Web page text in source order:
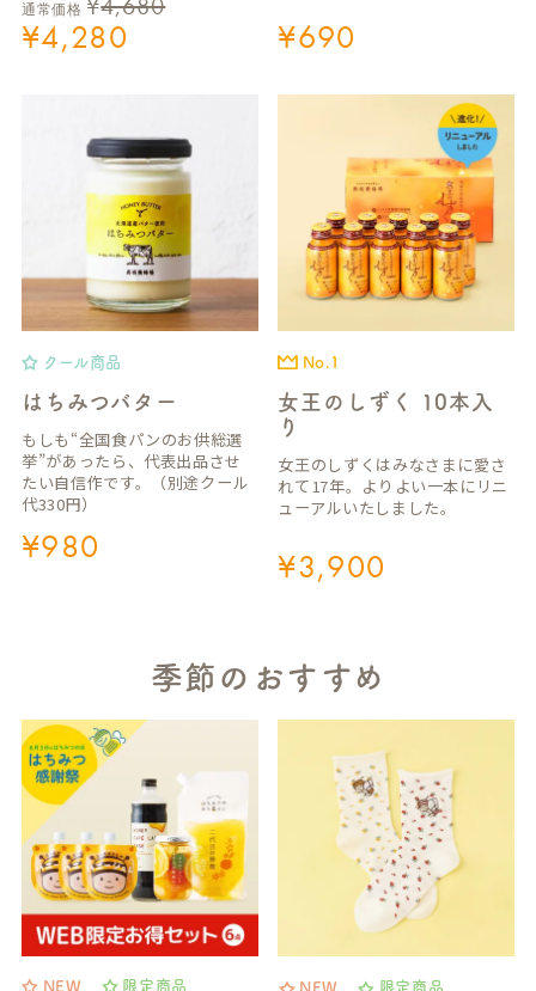
通常価格 ¥4,680
¥4,280 ¥690
クール商品
はちみつバター
もしも“全国食パンのお供総選
挙”があったら、代表出品させ
たい自信作です。（別途クール
代330円）
¥980
No.1
女王のしずく 10本入
り
女王のしずくはみなさまに愛さ
れて17年。よりよい一本にリニ
ューアルいたしました。
¥3,900
季節のおすすめ
NEW 限定商品